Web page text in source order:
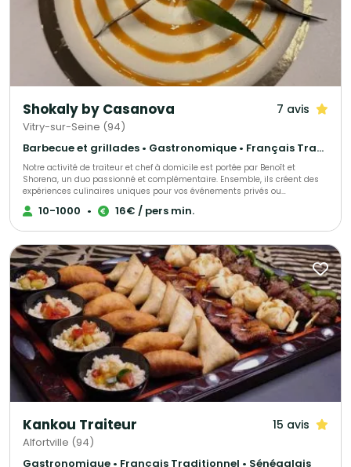
Shokaly by Casanova 7 avis
Vitry-sur-Seine (94)
Barbecue et grillades • Gastronomique • Français Traditionnel
Notre activité de traiteur et chef à domicile est portée par Benoît et
Shorena, un duo passionné et complémentaire. Ensemble, ils créent des
expériences culinaires uniques pour vos événements privés ou
professionnels. Leur cuisine met à l’honneur des produits frais et de
saison, soigneusement sélectionnés pour garantir qualité et authenticité.
repas en un moment convivial et mémorable.
10-1000 • 16€ / pers min.
Kankou Traiteur 15 avis
Alfortville (94)
Gastronomique • Français Traditionnel • Sénégalais